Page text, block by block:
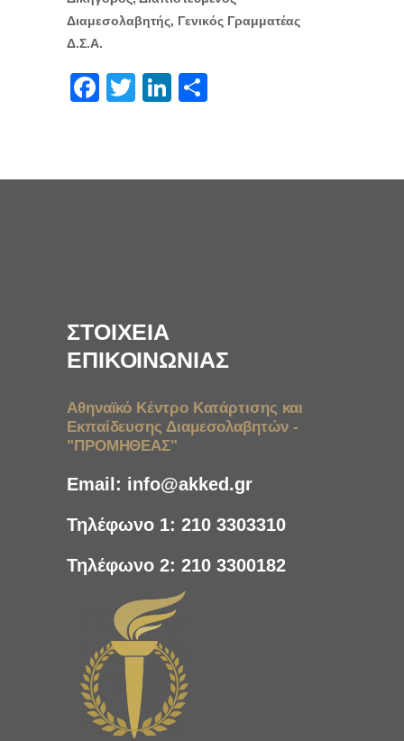
Διαμεσολαβητής, Γενικός Γραμματέας
Δ.Σ.Α.
Facebook
TwitterLinkedIn
ΣΤΟΙΧΕΙΑ
ΕΠΙΚΟΙΝΩΝΙΑΣ
Αθηναϊκό Κέντρο Κατάρτισης και
Εκπαίδευσης Διαμεσολαβητών -
"ΠΡΟΜΗΘΕΑΣ"
Email: info@akked.gr
Τηλέφωνο 1: 210 3303310
Τηλέφωνο 2: 210 3300182